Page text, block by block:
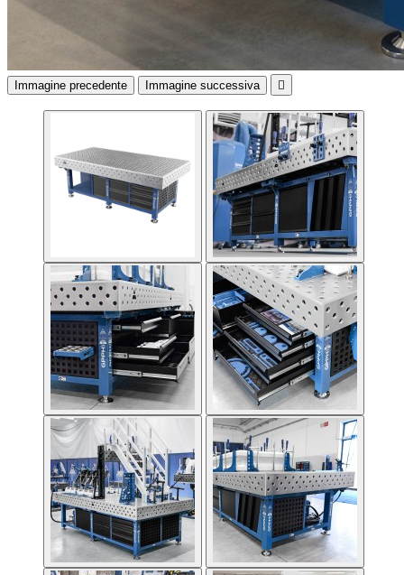
Immagine precedente Immagine successiva 